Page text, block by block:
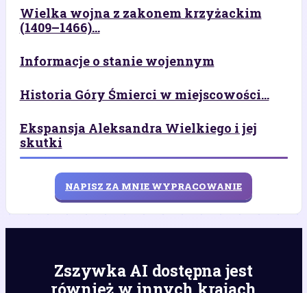
Wielka wojna z zakonem krzyżackim
(1409–1466)...
Informacje o stanie wojennym
Historia Góry Śmierci w miejscowości...
Ekspansja Aleksandra Wielkiego i jej
skutki
NAPISZ ZA MNIE WYPRACOWANIE
Zszywka AI dostępna jest
również w innych krajach